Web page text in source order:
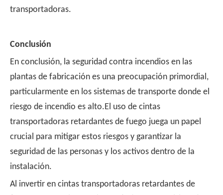
transportadoras.
Conclusión
En conclusión, la seguridad contra incendios en las
plantas de fabricación es una preocupación primordial,
particularmente en los sistemas de transporte donde el
riesgo de incendio es alto.El uso de cintas
transportadoras retardantes de fuego juega un papel
crucial para mitigar estos riesgos y garantizar la
seguridad de las personas y los activos dentro de la
instalación.
Al invertir en cintas transportadoras retardantes de